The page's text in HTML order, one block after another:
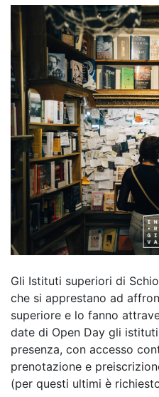
Gli Istituti superiori di
che si apprestano ad
superiore e lo fanno
date di Open Day gli
presenza, con accesso
prenotazione e
(per questi ultimi è